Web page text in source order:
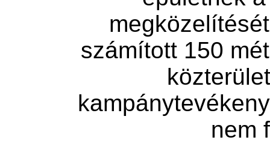
számított 150
nem